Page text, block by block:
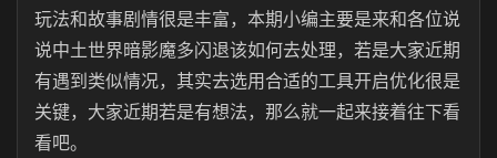
玩法和故事剧情很是丰富，本期小编主要是来和各位说
说中土世界暗影魔多闪退该如何去处理，若是大家近期
有遇到类似情况，其实去选用合适的工具开启优化很是
关键，大家近期若是有想法，那么就一起来接着往下看
看吧。